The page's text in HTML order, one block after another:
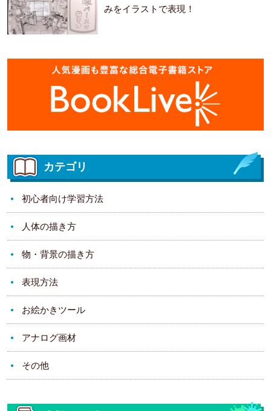
みをイラストで表現！
カテゴリ
初心者向け学習方法
人体の描き方
物・背景の描き方
表現方法
お絵かきツール
アナログ画材
その他